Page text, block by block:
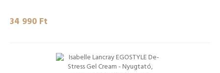
34 990 Ft‎